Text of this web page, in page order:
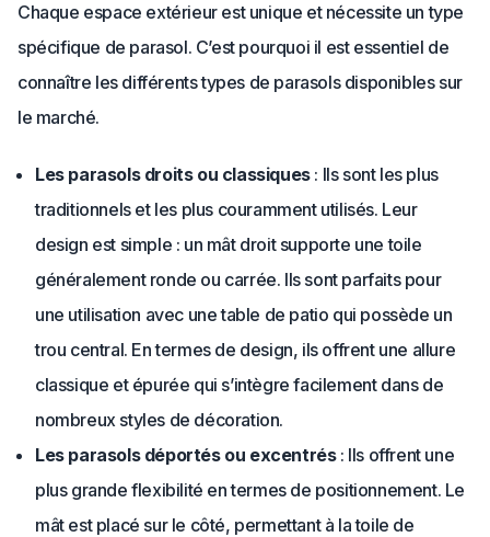
Chaque espace extérieur est unique et nécessite un type
spécifique de parasol. C’est pourquoi il est essentiel de
connaître les différents types de parasols disponibles sur
le marché.
Les parasols droits ou classiques: Ils sont les plus
traditionnels et les plus couramment utilisés. Leur
design est simple : un mât droit supporte une toile
généralement ronde ou carrée. Ils sont parfaits pour
une utilisation avec une table de patio qui possède un
trou central. En termes de design, ils offrent une allure
classique et épurée qui s’intègre facilement dans de
nombreux styles de décoration.
Les parasols déportés ou excentrés: Ils offrent une
plus grande flexibilité en termes de positionnement. Le
mât est placé sur le côté, permettant à la toile de